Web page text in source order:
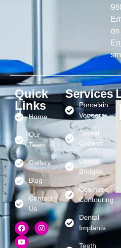
on
Quick
Links
Home
Our
Team
Gallery
Blog
Contact
Us
Services
Porcelain
Veneers
Dental
Crowns
Dental
Bridges
Cosmetic
Contouring
Dental
Implants
Teeth